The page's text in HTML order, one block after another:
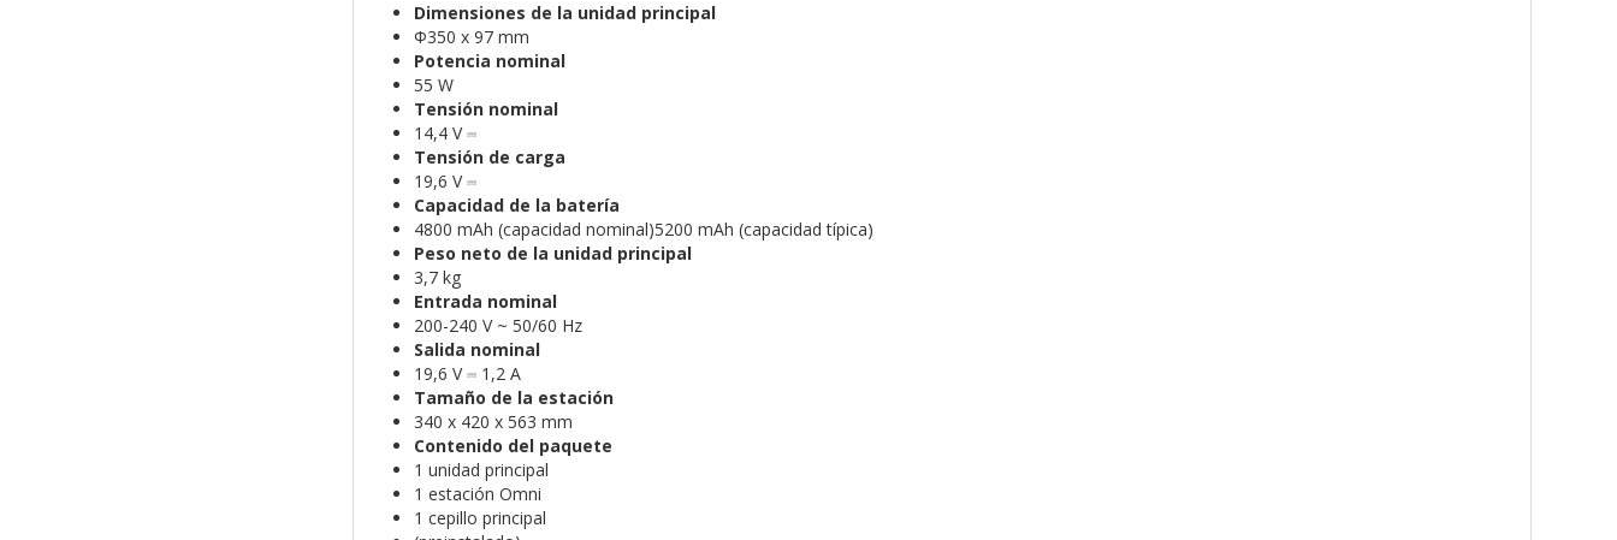
Dimensiones de la unidad principal
Φ350 x 97 mm
Potencia nominal
55 W
Tensión nominal
14,4 V ⎓
Tensión de carga
19,6 V ⎓
Capacidad de la batería
4800 mAh (capacidad nominal)5200 mAh (capacidad típica)
Peso neto de la unidad principal
3,7 kg
Entrada nominal
200-240 V ~ 50/60 Hz
Salida nominal
19,6 V ⎓ 1,2 A
Tamaño de la estación
340 x 420 x 563 mm
Contenido del paquete
1 unidad principal
1 estación Omni
1 cepillo principal